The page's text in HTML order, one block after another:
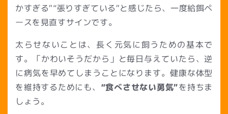
かすぎる”“張りすぎている”と感じたら、一度給餌ペ
ースを見直すサインです。
太らせないことは、長く元気に飼うための基本で
す。「かわいそうだから」と毎日与えていたら、逆
に病気を早めてしまうことになります。健康な体型
を維持するためにも、 “食べさせない勇気”を持ちま
しょう。